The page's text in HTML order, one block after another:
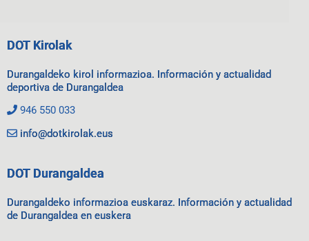
DOT Kirolak
Durangaldeko kirol informazioa. Información y actualidad
deportiva de Durangaldea
946 550 033
info@dotkirolak.eus
DOT Durangaldea
Durangaldeko informazioa euskaraz. Información y actualidad
de Durangaldea en euskera